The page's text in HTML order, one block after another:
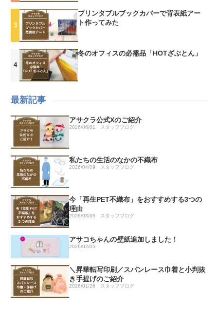
プリンタブルブックカバーで背表紙アー
ト作ってみた
冬のオフィスの必需品「HOTざぶとん」
最新記事
アサクラ公式Xのご紹介
2026/06/01 スタッフブログ
私たちの生活のなかの不織布
2026/04/09 スタッフブログ
今「再生PET不織布」をおすすめする3つの
理由
2026/03/05 スタッフブログ
アサコちゃんの壁紙追加しました！
2026/02/05
＼昇華転写印刷／スパンレース巾着と小判抜
き手提げのご紹介
2026/01/26 スタッフブログ